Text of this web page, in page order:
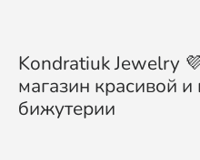
Kondratiuk Jewelry
магазин красивой и
бижутерии